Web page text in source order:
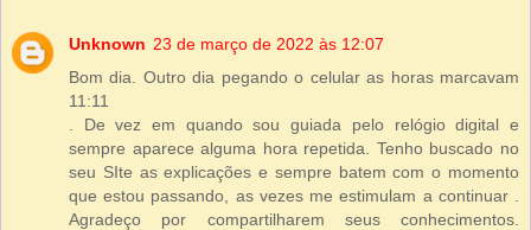
Unknown 23 de março de 2022 às 12:07
Bom dia. Outro dia pegando o celular as horas marcavam
11:11
. De vez em quando sou guiada pelo relógio digital e
sempre aparece alguma hora repetida. Tenho buscado no
seu SIte as explicações e sempre batem com o momento
que estou passando, as vezes me estimulam a continuar .
Agradeço por compartilharem seus conhecimentos.